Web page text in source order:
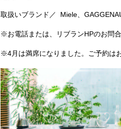
取扱いブランド／ Miele、
※お電話または、リブランHPのお問
※4月は満席になりました。ご予約は